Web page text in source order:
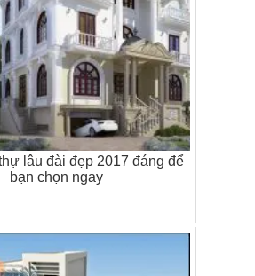
lâu đài đẹp 2017 đáng để
bạn chọn ngay